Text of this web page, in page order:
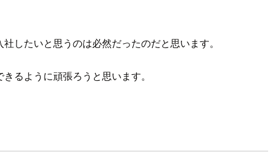
したいと思うのは必然だったのだと思います。
るように頑張ろうと思います。